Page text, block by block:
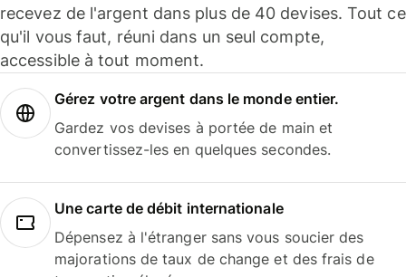
recevez de l'argent dans plus de 40 devises. Tout ce
qu'il vous faut, réuni dans un seul compte,
accessible à tout moment.
Gérez votre argent dans le monde entier.
Gardez vos devises à portée de main et
convertissez-les en quelques secondes.
Une carte de débit internationale
Dépensez à l'étranger sans vous soucier des
majorations de taux de change et des frais de